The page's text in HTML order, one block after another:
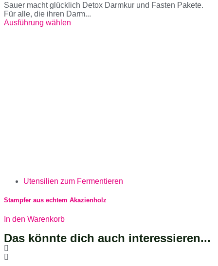
Sauer macht glücklich Detox Darmkur und Fasten Pakete.
Für alle, die ihren Darm...
Ausführung wählen
Utensilien zum Fermentieren
Stampfer aus echtem Akazienholz
In den Warenkorb
Das könnte dich auch interessieren...